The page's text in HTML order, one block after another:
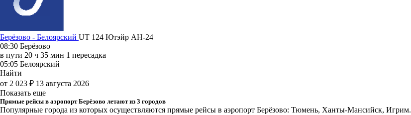
Берёзово - Белоярский UT 124 Ютэйр АН-24
08:30 Берёзово
в пути 20 ч 35 мин 1 пересадка
05:05 Белоярский
Найти
от 2 023 ₽ 13 августа 2026
Показать еще
Прямые рейсы в аэропорт Берёзово летают из 3 городов
Популярные города из которых осуществляются прямые рейсы в аэропорт Берёзово: Тюмень, Ханты-Мансийск, Игрим.